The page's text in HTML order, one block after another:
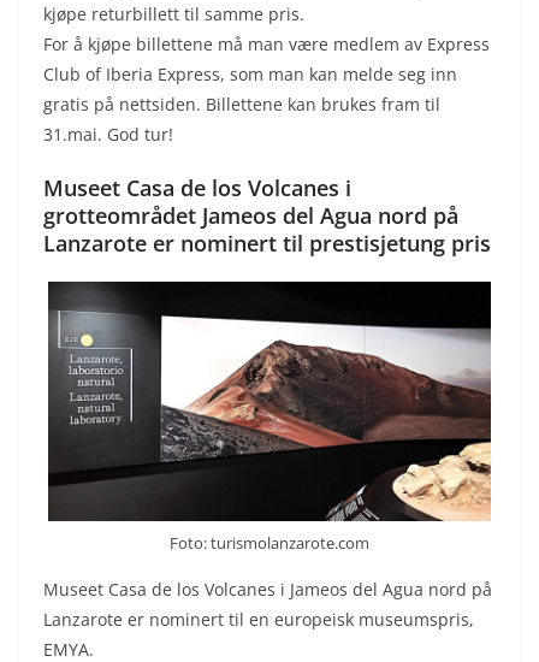
kjøpe returbillett til samme pris.
For å kjøpe billettene må man være medlem av Express
Club of Iberia Express, som man kan melde seg inn
gratis på nettsiden. Billettene kan brukes fram til
31.mai. God tur!
Museet Casa de los Volcanes i
grotteområdet Jameos del Agua nord på
Lanzarote er nominert til prestisjetung pris
Foto: turismolanzarote.com
Museet Casa de los Volcanes i Jameos del Agua nord på
Lanzarote er nominert til en europeisk museumspris,
EMYA.